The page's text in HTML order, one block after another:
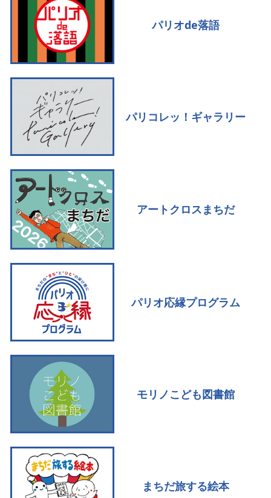
パリオde落語
パリコレッ！ギャラリー
アートクロスまちだ
パリオ応縁プログラム
モリノこども図書館
まちだ旅する絵本